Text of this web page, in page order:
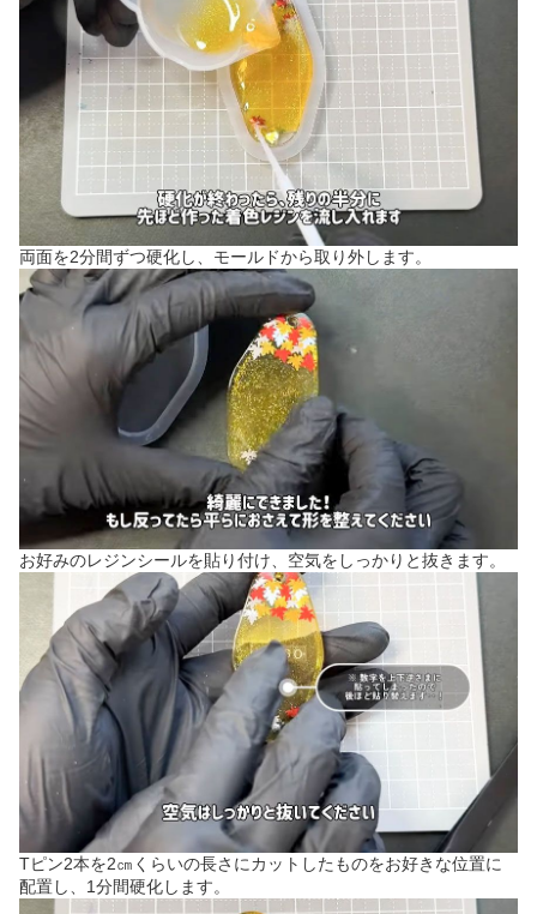
両面を2分間ずつ硬化し、モールドから取り外します。
お好みのレジンシールを貼り付け、空気をしっかりと抜きます。
Tピン2本を2㎝くらいの長さにカットしたものをお好きな位置に
配置し、1分間硬化します。